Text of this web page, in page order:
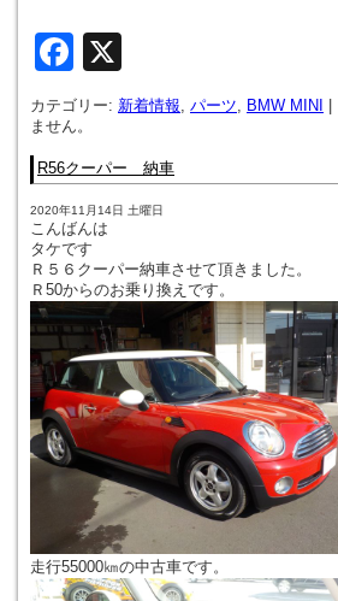
Facebook
カテゴリー: 新着情報, パーツ, BMW MINI
ません。
R56クーパー 納車
2020年11月14日 土曜日
こんばんは
タケです
Ｒ５６クーパー納車させて頂きました。
Ｒ50からのお乗り換えです。
走行55000㎞の中古車です。